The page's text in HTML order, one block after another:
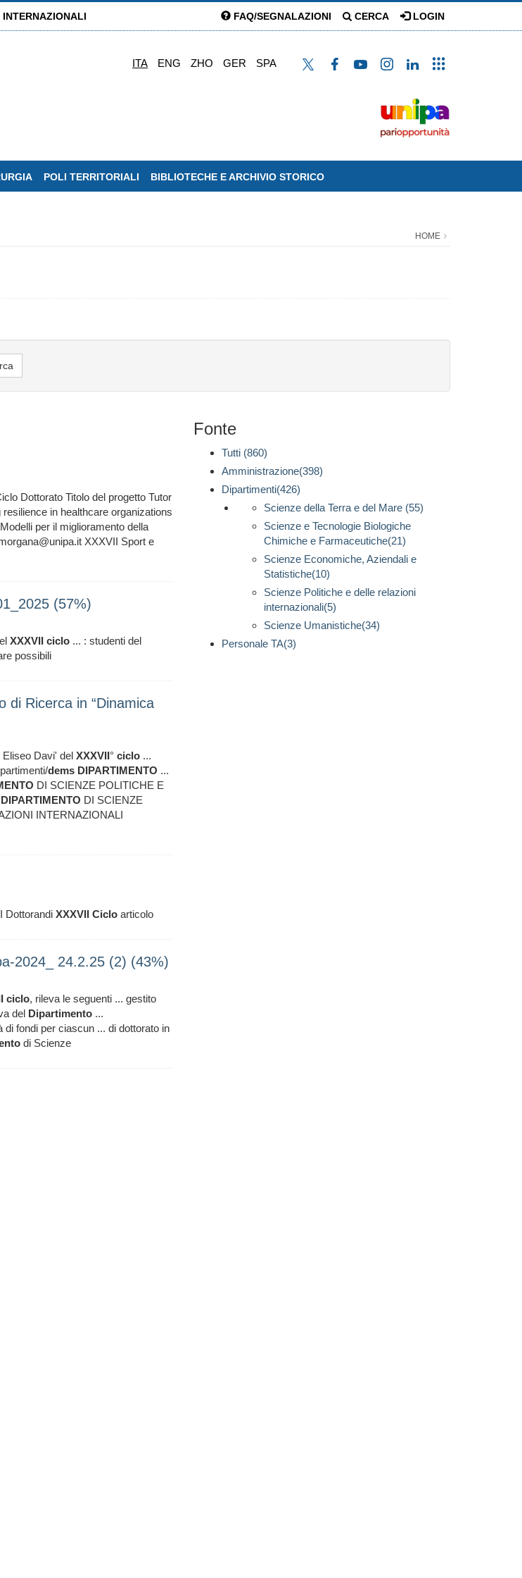
FAQ/SEGNALAZIONI CERCA LOGIN
ITA ENG ZHO GER SPA
POLI TERRITORIALI BIBLIOTECHE E ARCHIVIO STORICO
HOME
Dottorato Titolo del progetto Tutor
in healthcare organizations
per il miglioramento della
XXXVII Sport e
(57%)
XXXVII ciclo ... : studenti del
possibili
di Ricerca in “Dinamica
Davi' del XXXVII° ciclo ...
dems DIPARTIMENTO ...
DI SCIENZE POLITICHE E
DIPARTIMENTO DI SCIENZE
INTERNAZIONALI
Dottorandi XXXVII Ciclo articolo
2024_ 24.2.25 (2) (43%)
ciclo, rileva le seguenti ... gestito
del Dipartimento ...
di fondi per ciascun ... di dottorato in
di Scienze
Fonte
Tutti (860)
Amministrazione(398)
Dipartimenti(426)
Scienze della Terra e del Mare (55)
Scienze e Tecnologie Biologiche
Chimiche e Farmaceutiche(21)
Scienze Economiche, Aziendali e
Statistiche(10)
Scienze Politiche e delle relazioni
internazionali(5)
Scienze Umanistiche(34)
Personale TA(3)